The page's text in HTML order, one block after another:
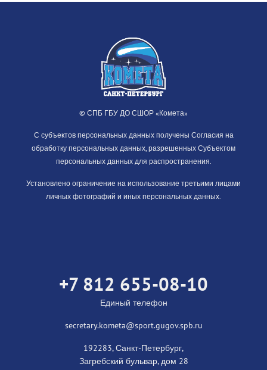
© СПБ ГБУ ДО СШОР «Комета»
С субъектов персональных данных получены Согласия на
обработку персональных данных, разрешенных Субъектом
персональных данных для распространения.
Установлено ограничение на использование третьими лицами
личных фотографий и иных персональных данных.
+7 812 655-08-10
Единый телефон
secretary.kometa@sport.gugov.spb.ru
192283, Санкт-Петербург,
Загребский бульвар, дом 28